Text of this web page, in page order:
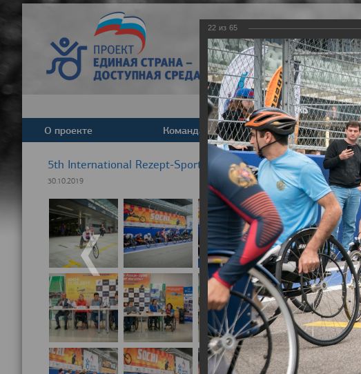
О проекте Команда Новости
5th International Rezept-Sport Wheelchair Half Marathon
30.10.2019
22 из 65